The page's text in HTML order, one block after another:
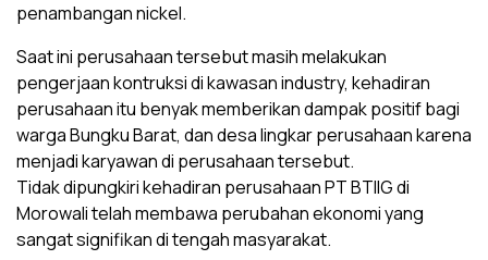
penambangan nickel.
Saat ini perusahaan tersebut masih melakukan
pengerjaan kontruksi di kawasan industry, kehadiran
perusahaan itu benyak memberikan dampak positif bagi
warga Bungku Barat, dan desa lingkar perusahaan karena
menjadi karyawan di perusahaan tersebut.
Tidak dipungkiri kehadiran perusahaan PT BTIIG di
Morowali telah membawa perubahan ekonomi yang
sangat signifikan di tengah masyarakat.